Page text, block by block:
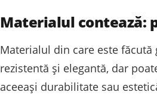
Materialul contează:
Materialul din care este
rezistentă și elegantă, dar
aceeași durabilitate sau